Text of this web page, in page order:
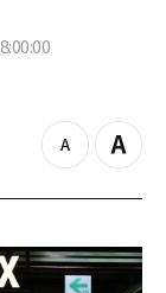
z
o
o
u
Z
o
i
n